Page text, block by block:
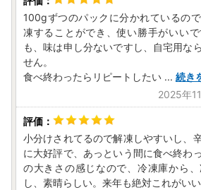
100gずつのパックに分かれているの
凍することができ、使い勝手がいい
も、味は申し分ないですし、自宅用な
せん。
食べ終わったらリピートしたい ... 続き
2025年
小分けされてるので解凍しやすいし、
に大好評で、あっという間に食べ終わ
の大きさの感じなので、冷凍庫から
し、素晴らしい。来年も絶対これがい